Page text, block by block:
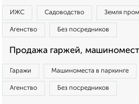
ИЖС Садоводство Земля
Агенство Без посредников
Продажа гаржей,
Гаражи Машиноместа в паркинге
Агенство Без посредников